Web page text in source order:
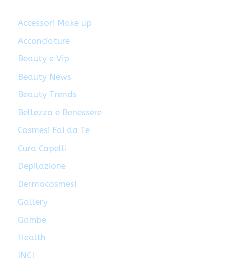
Accessori Make up
Acconciature
Beauty e Vip
Beauty News
Beauty Trends
Bellezza e Benessere
Cosmesi Fai da Te
Cura Capelli
Depilazione
Dermocosmesi
Gallery
Gambe
Health
INCI